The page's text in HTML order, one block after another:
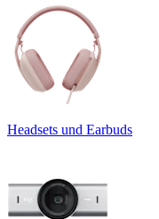
Headsets und Earbuds